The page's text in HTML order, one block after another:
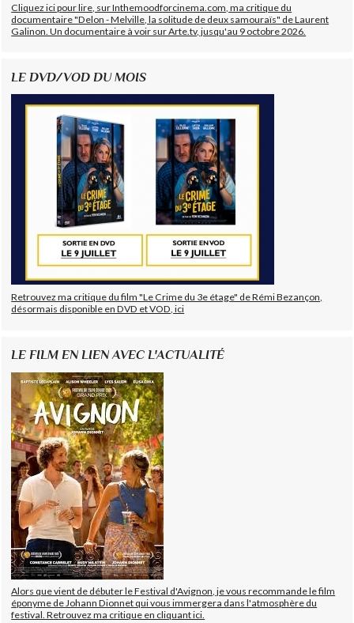
Cliquez ici pour lire, sur Inthemoodforcinema.com, ma critique du
documentaire "Delon - Melville, la solitude de deux samouraïs" de Laurent
Galinon. Un documentaire à voir sur Arte.tv, jusqu'au 9 octobre 2026.
LE DVD/VOD DU MOIS
Retrouvez ma critique du film "Le Crime du 3e étage" de Rémi Bezançon,
désormais disponible en DVD et VOD, ici
LE FILM EN LIEN AVEC L'ACTUALITÉ
Alors que vient de débuter le Festival d'Avignon, je vous recommande le film
éponyme de Johann Dionnet qui vous immergera dans l'atmosphère du
festival. Retrouvez ma critique en cliquant ici.